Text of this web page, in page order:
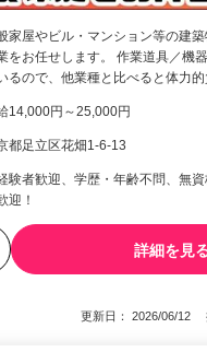
家屋やビル・マンション等の建
をお任せします。 作業道具／機
るので、他業種と比べると体力
14,000円～25,000円
都足立区花畑1-6-13
験者歓迎、学歴・年齢不問、無
迎！
詳細を見
更新日： 2026/06/12